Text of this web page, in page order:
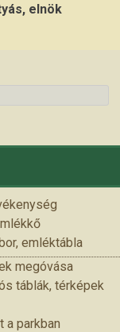
elnök
emléktábla
megóvása
táblák, térképek
a parkban